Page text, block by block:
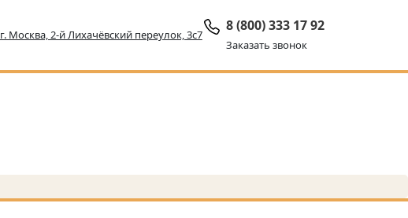
г. Москва, 2-й Лихачёвский переулок, 3с7
8 (800) 333 17 92
Заказать звонок